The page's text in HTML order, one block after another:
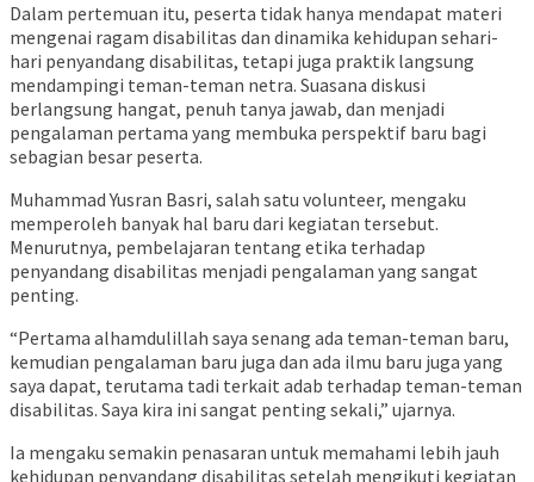
Dalam pertemuan itu, peserta tidak hanya mendapat materi
mengenai ragam disabilitas dan dinamika kehidupan sehari-
hari penyandang disabilitas, tetapi juga praktik langsung
mendampingi teman-teman netra. Suasana diskusi
berlangsung hangat, penuh tanya jawab, dan menjadi
pengalaman pertama yang membuka perspektif baru bagi
sebagian besar peserta.
Muhammad Yusran Basri, salah satu volunteer, mengaku
memperoleh banyak hal baru dari kegiatan tersebut.
Menurutnya, pembelajaran tentang etika terhadap
penyandang disabilitas menjadi pengalaman yang sangat
penting.
“Pertama alhamdulillah saya senang ada teman-teman baru,
kemudian pengalaman baru juga dan ada ilmu baru juga yang
saya dapat, terutama tadi terkait adab terhadap teman-teman
disabilitas. Saya kira ini sangat penting sekali,” ujarnya.
Ia mengaku semakin penasaran untuk memahami lebih jauh
kehidupan penyandang disabilitas setelah mengikuti kegiatan